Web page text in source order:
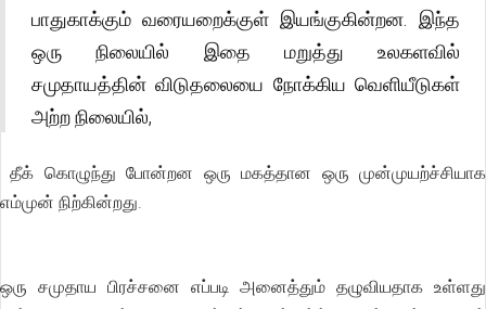
பாதுகாக்கும் வரையறைக்குள் இயங்குகின்றன. இந்த
ஒரு நிலையில் இதை மறுத்து உலகளவில்
சமுதாயத்தின் விடுதலையை நோக்கிய வெளியீடுகள்
அற்ற நிலையில்,
தீக் கொழுந்து போன்றன ஒரு மகத்தான ஒரு முன்முயற்ச்சியாக
எம்முன் நிற்கின்றது.
ஒரு சமுதாய பிரச்சனை எப்படி அனைத்தும் தழுவியதாக உள்ளது